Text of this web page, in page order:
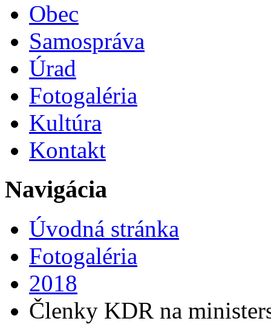
Obec
Samospráva
Úrad
Fotogaléria
Kultúra
Kontakt
Navigácia
Úvodná stránka
Fotogaléria
2018
Členky KDR na